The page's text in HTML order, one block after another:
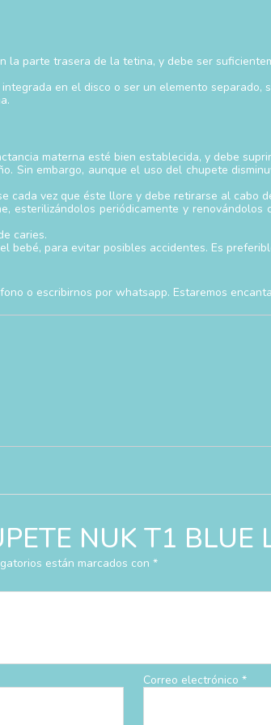
parte trasera de la tetina, y debe ser
en el disco o ser un elemento separado,
materna esté bien establecida, y debe
Sin embargo, aunque el uso del chupete
cada vez que éste llore y debe retirarse al cabo
esterilizándolos periódicamente y
caries.
para evitar posibles accidentes. Es
o escribirnos por whatsapp. Estaremos
NUK T1 BLUE
están marcados con *
Correo electrónico*